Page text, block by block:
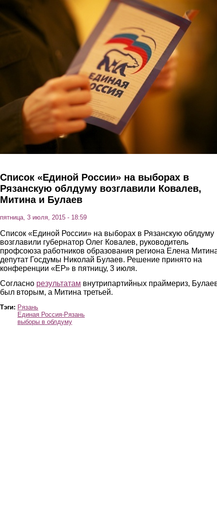
Перейти к основному содержанию
Список «Единой России» на выборах в
Рязанскую облдуму возглавили Ковалев,
Митина и Булаев
пятница, 3 июля, 2015 - 18:59
Список «Единой России» на выборах в Рязанскую облдуму
возглавили губернатор Олег Ковалев, руководитель
профсоюза работников образования региона Елена
депутат Госдумы Николай Булаев. Решение принято на
конференции «ЕР» в пятницу, 3 июля.
Согласно результатам внутрипартийных праймериз,
был вторым, а Митина третьей.
Тэги: Рязань
Единая Россия-Рязань
выборы в облдуму